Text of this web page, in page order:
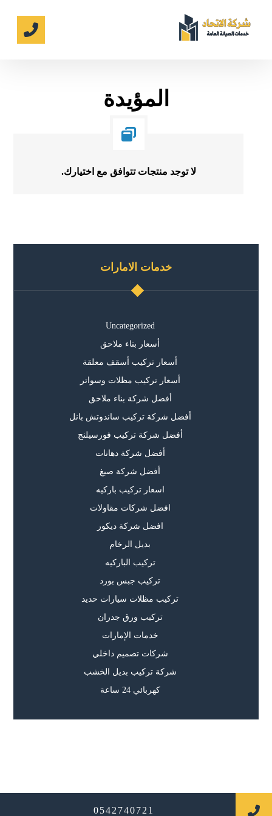
المؤيدة
لا توجد منتجات تتوافق مع اختيارك.
خدمات الامارات
Uncategorized
أسعار بناء ملاحق
أسعار تركيب أسقف معلقة
أسعار تركيب مظلات وسواتر
أفضل شركة بناء ملاحق
أفضل شركة تركيب ساندوتش بانل
أفضل شركة تركيب فورسيلنج
أفضل شركة دهانات
أفضل شركة صبغ
اسعار تركيب باركيه
افضل شركات مقاولات
افضل شركة ديكور
بديل الرخام
تركيب الباركيه
تركيب جبس بورد
تركيب مظلات سيارات حديد
تركيب ورق جدران
خدمات الإمارات
شركات تصميم داخلي
شركة تركيب بديل الخشب
كهربائي 24 ساعة
0542740721